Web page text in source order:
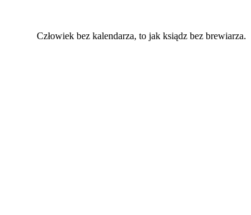
Człowiek bez kalendarza, to jak ksiądz bez brewiarza.